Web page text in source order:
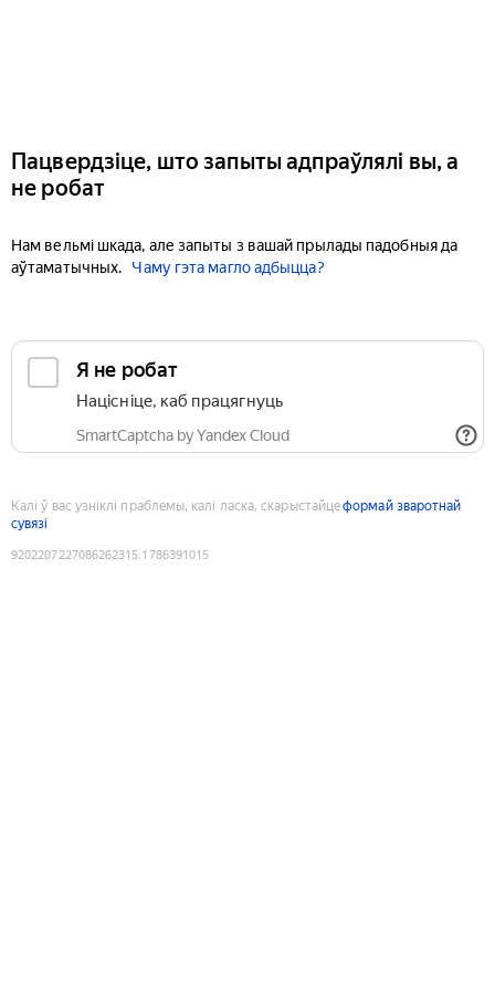
Пацвердзіце, што запыты адпраўлялі вы, а
не робат
Нам вельмі шкада, але запыты з вашай прылады падобныя да
аўтаматычных.
Чаму гэта магло адбыцца?
Я не робат
Націсніце, каб працягнуць
SmartCaptcha by Yandex Cloud
Калі ў вас узніклі праблемы, калі ласка, скарыстайцеформай зваротнай
сувязі
9202207227086262315:1786391015